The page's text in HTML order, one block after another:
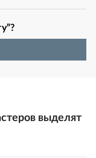
выделят